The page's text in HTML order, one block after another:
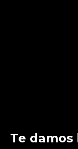
Te damos